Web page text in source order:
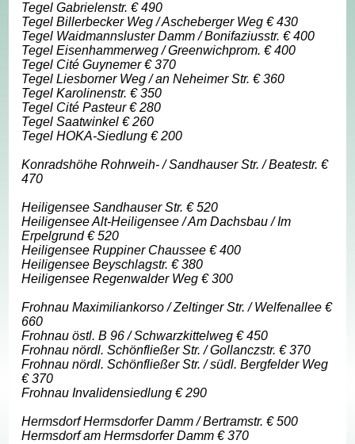
Tegel Gabrielenstr. € 490
Tegel Billerbecker Weg / Ascheberger Weg € 430
Tegel Waidmannsluster Damm / Bonifaziusstr. € 400
Tegel Eisenhammerweg / Greenwichprom. € 400
Tegel Cité Guynemer € 370
Tegel Liesborner Weg / an Neheimer Str. € 360
Tegel Karolinenstr. € 350
Tegel Cité Pasteur € 280
Tegel Saatwinkel € 260
Tegel HOKA-Siedlung € 200
Konradshöhe Rohrweih- / Sandhauser Str. / Beatestr. €
470
Heiligensee Sandhauser Str. € 520
Heiligensee Alt-Heiligensee / Am Dachsbau / Im
Erpelgrund € 520
Heiligensee Ruppiner Chaussee € 400
Heiligensee Beyschlagstr. € 380
Heiligensee Regenwalder Weg € 300
Frohnau Maximiliankorso / Zeltinger Str. / Welfenallee €
660
Frohnau östl. B 96 / Schwarzkittelweg € 450
Frohnau nördl. Schönfließer Str. / Gollanczstr. € 370
Frohnau nördl. Schönfließer Str. / südl. Bergfelder Weg
€ 370
Frohnau Invalidensiedlung € 290
Hermsdorf Hermsdorfer Damm / Bertramstr. € 500
Hermsdorf am Hermsdorfer Damm € 370